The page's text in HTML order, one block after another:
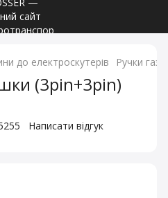
до електроскутерів Ручки
(3pin+3pin)
Написати відгук